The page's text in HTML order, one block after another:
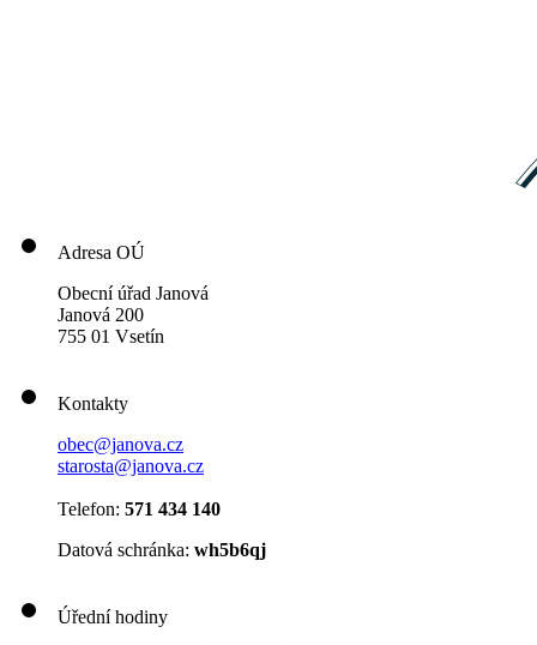
Adresa OÚ
Obecní úřad Janová
Janová 200
755 01 Vsetín
Kontakty
obec@janova.cz
starosta@janova.cz
Telefon: 571 434 140
Datová schránka: wh5b6qj
Úřední hodiny